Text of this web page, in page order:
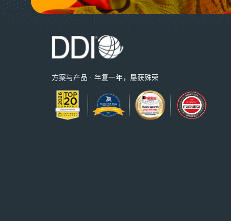
方案与产品 · 年复一年，屡获殊荣